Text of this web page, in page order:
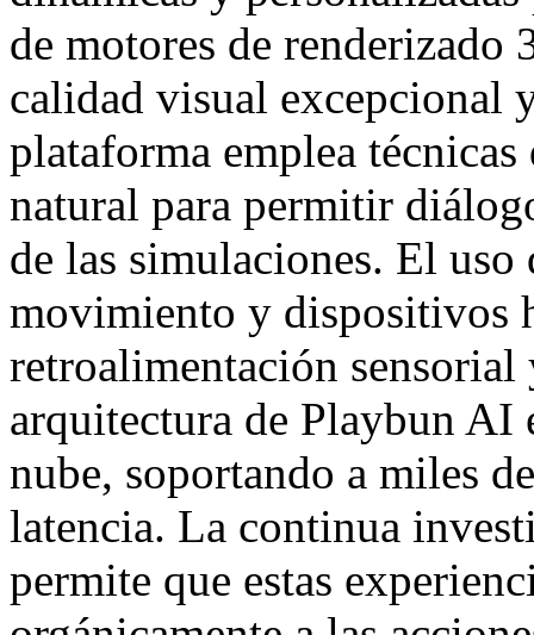
de motores de renderizado
calidad visual excepcional
plataforma emplea
natural para permitir
de las simulaciones. El uso
movimiento y dispositivos
retroalimentación
arquitectura de Playbun AI
nube, soportando a miles
latencia. La continua
permite que estas